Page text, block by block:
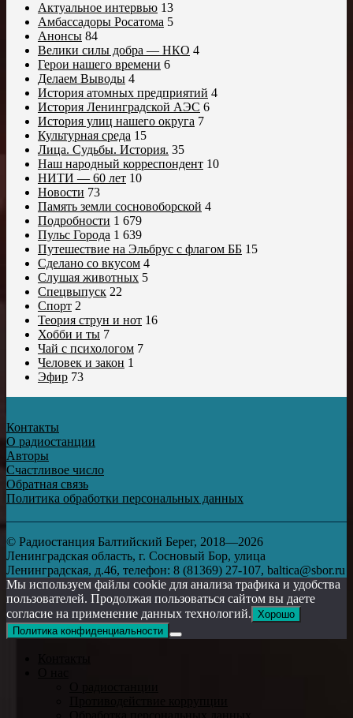
Актуальное интервью 13
Амбассадоры Росатома 5
Анонсы 84
Велики силы добра — НКО 4
Герои нашего времени 6
Делаем Выводы 4
История атомных предприятий 4
История Ленинградской АЭС 6
История улиц нашего округа 7
Культурная среда 15
Лица. Судьбы. История. 35
Наш народный корреспондент 10
НИТИ — 60 лет 10
Новости 73
Память земли сосновоборской 4
Подробности 1 679
Пульс Города 1 639
Путешествие на Эльбрус с флагом ББ 15
Сделано со вкусом 4
Слушая животных 5
Спецвыпуск 22
Спорт 2
Теория струн и нот 16
Хобби и ты 7
Чай с психологом 7
Человек и закон 1
Эфир 73
Контакты
О радиостанции
Авторы
Счастливое число
Обратная связь
Политика обработки персональных данных
© Радиостанция Балтийский Берег, 2018—2026
Ленинградская область, г. Сосновый Бор, улица
Ленинградская, д.46, телефон: 8 (81369) 27-107, baltica@sbor.ru
Мы используем файлы cookie для анализа трафика и удобства
пользователей. Продолжая пользоваться сайтом вы даете
согласие на применение данных технологий. Хорошо
Политика конфиденциальности